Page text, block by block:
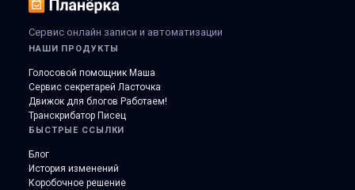
Сервис онлайн записи и автоматизации
НАШИ ПРОДУКТЫ
Голосовой помощник Маша
Сервис секретарей Ласточка
Движок для блогов Работаем!
Транскрибатор Писец
БЫСТРЫЕ ССЫЛКИ
Блог
История изменений
Коробочное решение